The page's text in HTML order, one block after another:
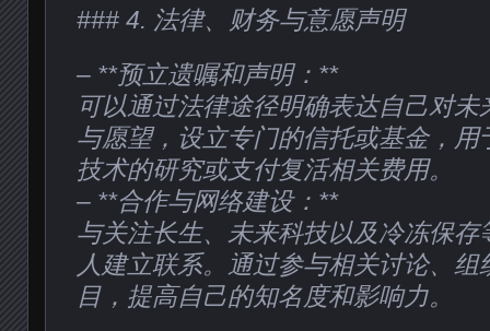
### 4. 法律、财务与意愿声明
– **预立遗嘱和声明：**
可以通过法律途径明确表达自己对
与愿望，设立专门的信托或基金，用
技术的研究或支付复活相关费用。
– **合作与网络建设：**
与关注长生、未来科技以及冷冻保存
人建立联系。通过参与相关讨论、组
目，提高自己的知名度和影响力。